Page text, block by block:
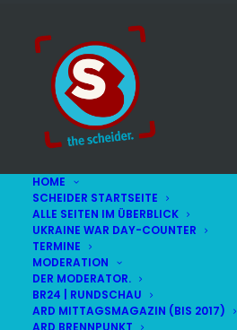
HOME
SCHEIDER STARTSEITE
ALLE SEITEN IM ÜBERBLICK
UKRAINE WAR DAY-COUNTER
TERMINE
MODERATION
DER MODERATOR.
BR24 | RUNDSCHAU
ARD MITTAGSMAGAZIN (BIS 2017)
ARD BRENNPUNKT
Erste Hilfe